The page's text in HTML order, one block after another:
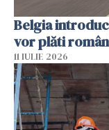
Belgia
vor plăti
11 IULIE 2026